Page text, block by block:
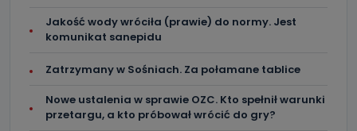
Jakość wody wróciła (prawie) do normy. Jest
komunikat sanepidu
Zatrzymany w Sośniach. Za połamane tablice
Nowe ustalenia w sprawie OZC. Kto spełnił warunki
przetargu, a kto próbował wrócić do gry?